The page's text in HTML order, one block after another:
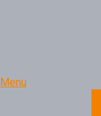
Menu